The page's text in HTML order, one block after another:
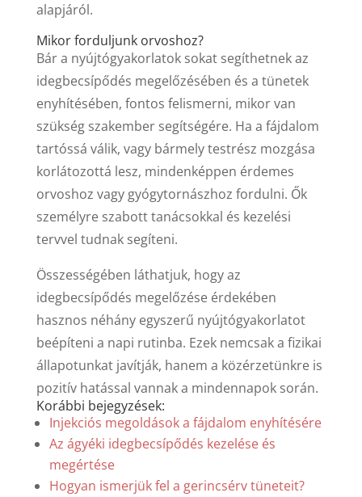
alapjáról.
Mikor forduljunk orvoshoz?
Bár a nyújtógyakorlatok sokat segíthetnek az
idegbecsípődés megelőzésében és a tünetek
enyhítésében, fontos felismerni, mikor van
szükség szakember segítségére. Ha a fájdalom
tartóssá válik, vagy bármely testrész mozgása
korlátozottá lesz, mindenképpen érdemes
orvoshoz vagy gyógytornászhoz fordulni. Ők
személyre szabott tanácsokkal és kezelési
tervvel tudnak segíteni.
Összességében láthatjuk, hogy az
idegbecsípődés megelőzése érdekében
hasznos néhány egyszerű nyújtógyakorlatot
beépíteni a napi rutinba. Ezek nemcsak a fizikai
állapotunkat javítják, hanem a közérzetünkre is
pozitív hatással vannak a mindennapok során.
Korábbi bejegyzések:
Injekciós megoldások a fájdalom enyhítésére
Az ágyéki idegbecsípődés kezelése és
megértése
Hogyan ismerjük fel a gerincsérv tüneteit?